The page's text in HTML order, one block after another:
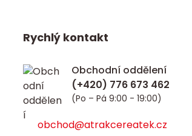
Rychlý kontakt
Obchodní oddělení
(Po – Pá 9:00 - 19:00)
obchod@atrakcereatek.cz